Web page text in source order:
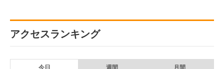
アクセスランキング
今日 週間 月間